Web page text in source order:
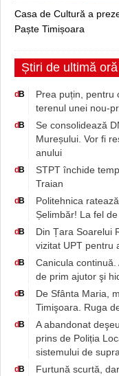
Casa de Cultură a
Paște Timișoara
Știri de ultimă oră
dB
Prea puțin, pentru
terenul unei nou-
dB
Se consolidează
Mureșului. Vor fi
anului
dB
STPT închide
Traian
dB
Politehnica
Șelimbăr! La fel
dB
Din Țara Soarelui
vizitat UPT pentru
dB
Canicula
de prim ajutor şi
dB
De Sfânta Maria,
Timişoara. Ruga
dB
A abandonat
prins de Poliția
sistemului de
dB
Furtună scurtă,